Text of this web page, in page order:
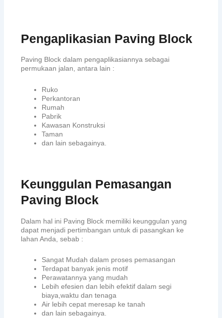
Pengaplikasian Paving Block
Paving Block dalam pengaplikasiannya sebagai
permukaan jalan, antara lain :
Ruko
Perkantoran
Rumah
Pabrik
Kawasan Konstruksi
Taman
dan lain sebagainya.
Keunggulan Pemasangan
Paving Block
Dalam hal ini Paving Block memiliki keunggulan yang
dapat menjadi pertimbangan untuk di pasangkan ke
lahan Anda, sebab :
Sangat Mudah dalam proses pemasangan
Terdapat banyak jenis motif
Perawatannya yang mudah
Lebih efesien dan lebih efektif dalam segi
biaya,waktu dan tenaga
Air lebih cepat meresap ke tanah
dan lain sebagainya.